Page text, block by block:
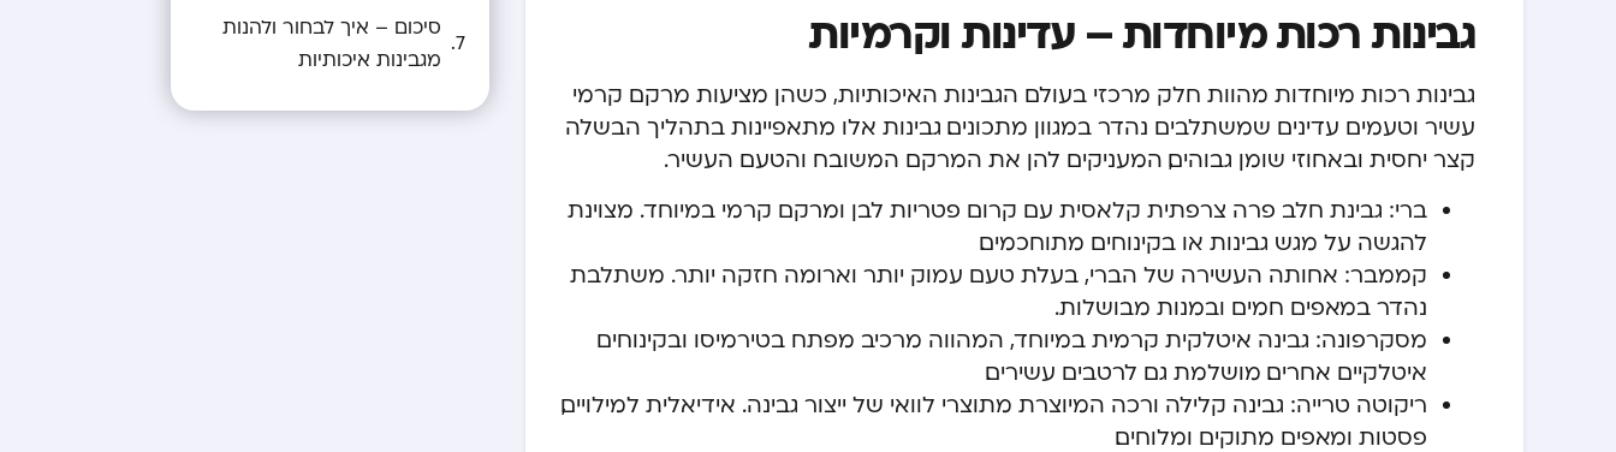
גבינות רכות מיוחדות – עדינות וקרמיות
גבינות רכות מיוחדות מהוות חלק מרכזי בעולם הגבינות האיכותיות, כשהן מציעות מרקם קרמי
עשיר וטעמים עדינים שמשתלבים נהדר במגוון מתכונים. גבינות אלו מתאפיינות בתהליך הבשלה
קצר יחסית ובאחוזי שומן גבוהים, המעניקים להן את המרקם המשובח והטעם העשיר.
ברי: גבינת חלב פרה צרפתית קלאסית עם קרום פטריות לבן ומרקם קרמי במיוחד. מצוינת
להגשה על מגש גבינות או בקינוחים מתוחכמים.
קממבר: אחותה העשירה של הברי, בעלת טעם עמוק יותר וארומה חזקה יותר. משתלבת
נהדר במאפים חמים ובמנות מבושלות.
מסקרפונה: גבינה איטלקית קרמית במיוחד, המהווה מרכיב מפתח בטירמיסו ובקינוחים
איטלקיים אחרים. מושלמת גם לרטבים עשירים.
ריקוטה טרייה: גבינה קלילה ורכה המיוצרת מתוצרי לוואי של ייצור גבינה. אידיאלית למילויים,
פסטות ומאפים מתוקים ומלוחים.
סיכום – איך לבחור ולהנות
מגבינות איכותיות